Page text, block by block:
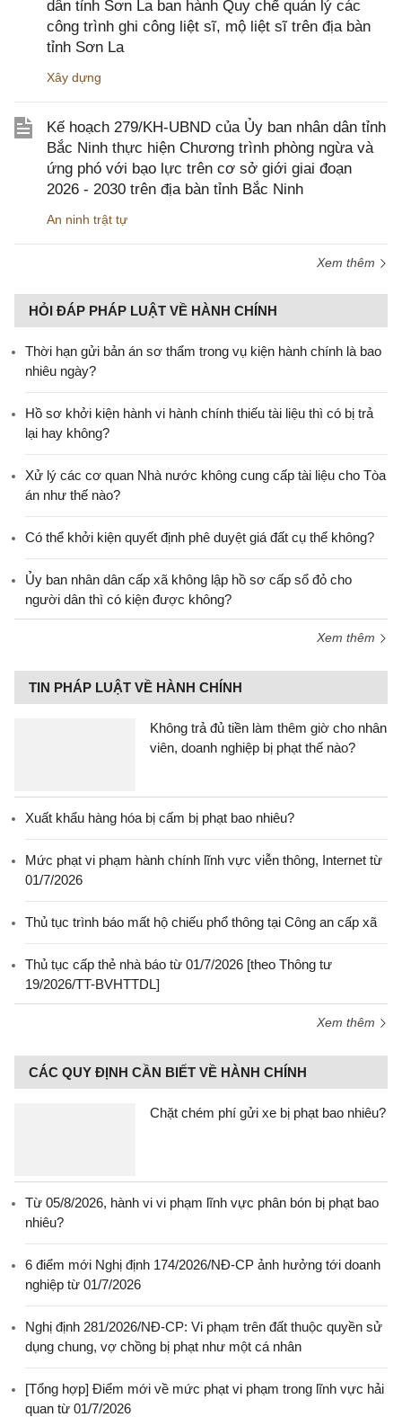
dân tỉnh Sơn La ban hành Quy chế quản lý các
công trình ghi công liệt sĩ, mộ liệt sĩ trên địa bàn
tỉnh Sơn La
Xây dựng
Kế hoạch 279/KH-UBND của Ủy ban nhân dân tỉnh
Bắc Ninh thực hiện Chương trình phòng ngừa và
ứng phó với bạo lực trên cơ sở giới giai đoạn
2026 - 2030 trên địa bàn tỉnh Bắc Ninh
An ninh trật tự
Xem thêm
HỎI ĐÁP PHÁP LUẬT VỀ HÀNH CHÍNH
Thời hạn gửi bản án sơ thẩm trong vụ kiện hành chính là bao
nhiêu ngày?
Hồ sơ khởi kiện hành vi hành chính thiếu tài liệu thì có bị trả
lại hay không?
Xử lý các cơ quan Nhà nước không cung cấp tài liệu cho Tòa
án như thế nào?
Có thể khởi kiện quyết định phê duyệt giá đất cụ thể không?
Ủy ban nhân dân cấp xã không lập hồ sơ cấp sổ đỏ cho
người dân thì có kiện được không?
Xem thêm
TIN PHÁP LUẬT VỀ HÀNH CHÍNH
Không trả đủ tiền làm thêm giờ cho nhân
viên, doanh nghiệp bị phạt thế nào?
Xuất khẩu hàng hóa bị cấm bị phạt bao nhiêu?
Mức phạt vi phạm hành chính lĩnh vực viễn thông, Internet từ
01/7/2026
Thủ tục trình báo mất hộ chiếu phổ thông tại Công an cấp xã
Thủ tục cấp thẻ nhà báo từ 01/7/2026 [theo Thông tư
19/2026/TT-BVHTTDL]
Xem thêm
CÁC QUY ĐỊNH CẦN BIẾT VỀ HÀNH CHÍNH
Chặt chém phí gửi xe bị phạt bao nhiêu?
Từ 05/8/2026, hành vi vi phạm lĩnh vực phân bón bị phạt bao
nhiêu?
6 điểm mới Nghị định 174/2026/NĐ-CP ảnh hưởng tới doanh
nghiệp từ 01/7/2026
Nghị định 281/2026/NĐ-CP: Vi phạm trên đất thuộc quyền sử
dụng chung, vợ chồng bị phạt như một cá nhân
[Tổng hợp] Điểm mới về mức phạt vi phạm trong lĩnh vực hải
quan từ 01/7/2026